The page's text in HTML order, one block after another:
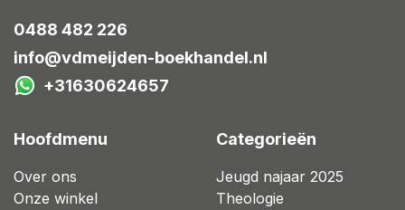
0488 482 226
info@vdmeijden-boekhandel.nl
+31630624657
Hoofdmenu
Over ons
Onze winkel
Categorieën
Jeugd najaar 2025
Theologie